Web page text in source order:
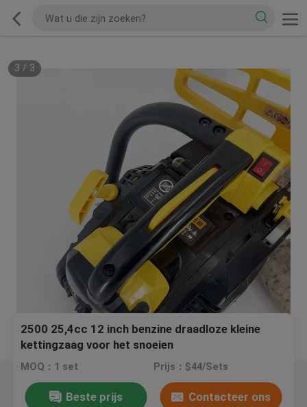
3 / 3
2500 25,4cc 12 inch benzine draadloze kleine
kettingzaag voor het snoeien
MOQ：1 set Prijs：$44/Sets
Beste prijs Contacteer ons